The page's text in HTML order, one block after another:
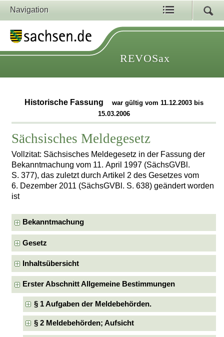
Navigation
REVOSax
Historische Fassung
war gültig vom 11.12.2003 bis
15.03.2006
Sächsisches Meldegesetz
Vollzitat: Sächsisches Meldegesetz in der Fassung der
Bekanntmachung vom 11. April 1997 (SächsGVBl.
S. 377), das zuletzt durch Artikel 2 des Gesetzes vom
6. Dezember 2011 (SächsGVBl. S. 638) geändert worden
ist
Bekanntmachung
Gesetz
Inhaltsübersicht
Erster Abschnitt Allgemeine Bestimmungen
§ 1 Aufgaben der Meldebehörden.
§ 2 Meldebehörden; Aufsicht